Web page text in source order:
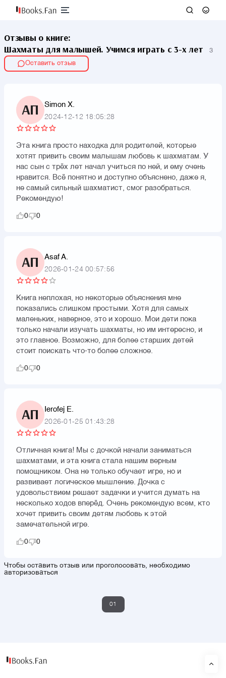
Отзывы о книге:
Шахматы для малышей. Учимся играть с 3-х лет
3
Оставить отзыв
АП Simon X.
2024-12-12 18:05:28
Эта книга просто находка для родителей, которые
хотят привить своим малышам любовь к шахматам. У
нас сын с трёх лет начал учиться по ней, и ему очень
нравится. Всё понятно и доступно объяснено, даже я,
не самый сильный шахматист, смог разобраться.
Рекомендую!
0 0
АП Asaf A.
2026-01-24 00:57:56
Книга неплохая, но некоторые объяснения мне
показались слишком простыми. Хотя для самых
маленьких, наверное, это и хорошо. Мои дети пока
только начали изучать шахматы, но им интересно, и
это главное. Возможно, для более старших детей
стоит поискать что-то более сложное.
0 0
АП Ierofej E.
2026-01-25 01:43:28
Отличная книга! Мы с дочкой начали заниматься
шахматами, и эта книга стала нашим верным
помощником. Она не только обучает игре, но и
развивает логическое мышление. Дочка с
удовольствием решает задачки и учится думать на
несколько ходов вперёд. Очень рекомендую всем, кто
хочет привить своим детям любовь к этой
замечательной игре.
0 0
Чтобы оставить отзыв или проголосовать, необходимо
авторизоваться
01